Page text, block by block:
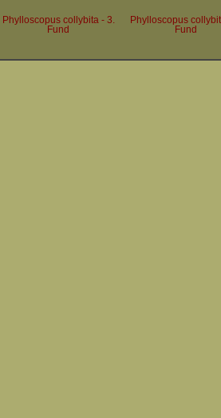
Phylloscopus collybita - 3.
Fund
Phylloscopus
Fund